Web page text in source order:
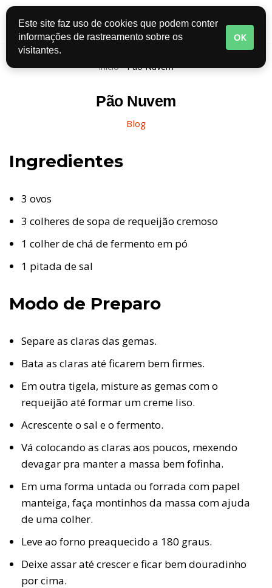
Pular
para
o
Início-Pão Nuvem
Pão Nuvem
Blog
Ingredientes
3 ovos
3 colheres de sopa de requeijão cremoso
1 colher de chá de fermento em pó
1 pitada de sal
Modo de Preparo
Separe as claras das gemas.
Bata as claras até ficarem bem firmes.
Em outra tigela, misture as gemas com o
requeijão até formar um creme liso.
Acrescente o sal e o fermento.
Vá colocando as claras aos poucos, mexendo
devagar pra manter a massa bem fofinha.
Em uma forma untada ou forrada com papel
manteiga, faça montinhos da massa com ajuda
de uma colher.
Leve ao forno preaquecido a 180 graus.
Deixe assar até crescer e ficar bem douradinho
por cima.
Este site faz uso de cookies que podem conter
informações de rastreamento sobre os
visitantes.
OK